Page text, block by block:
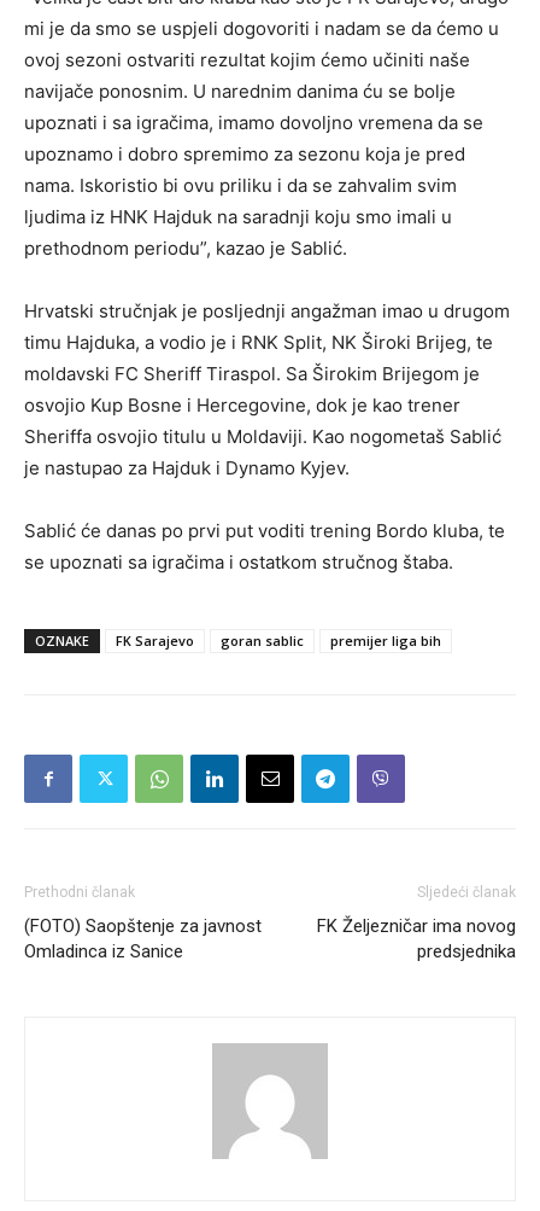
mi je da smo se uspjeli dogovoriti i nadam se da ćemo u
ovoj sezoni ostvariti rezultat kojim ćemo učiniti naše
navijače ponosnim. U narednim danima ću se bolje
upoznati i sa igračima, imamo dovoljno vremena da se
upoznamo i dobro spremimo za sezonu koja je pred
nama. Iskoristio bi ovu priliku i da se zahvalim svim
ljudima iz HNK Hajduk na saradnji koju smo imali u
prethodnom periodu”, kazao je Sablić.
Hrvatski stručnjak je posljednji angažman imao u drugom
timu Hajduka, a vodio je i RNK Split, NK Široki Brijeg, te
moldavski FC Sheriff Tiraspol. Sa Širokim Brijegom je
osvojio Kup Bosne i Hercegovine, dok je kao trener
Sheriffa osvojio titulu u Moldaviji. Kao nogometaš Sablić
je nastupao za Hajduk i Dynamo Kyjev.
Sablić će danas po prvi put voditi trening Bordo kluba, te
se upoznati sa igračima i ostatkom stručnog štaba.
OZNAKE FK Sarajevo goran sablic premijer liga bih
Prethodni članak
(FOTO) Saopštenje za javnost
Omladinca iz Sanice
Sljedeći članak
FK Željezničar ima novog
predsjednika